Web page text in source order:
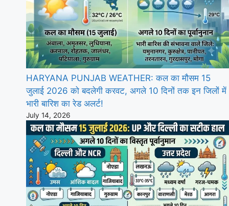
HARYANA PUNJAB WEATHER: कल का मौसम 15
जुलाई 2026 को बदलेगी करवट, अगले 10 दिनों तक इन जिलों में
भारी बारिश का रेड अलर्ट!
July 14, 2026